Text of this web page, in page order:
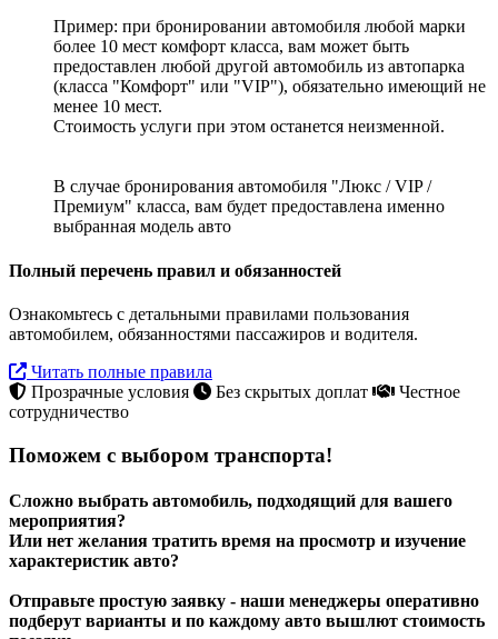
Пример: при бронировании автомобиля любой марки
более 10 мест комфорт класса, вам может быть
предоставлен любой другой автомобиль из автопарка
(класса "Комфорт" или "VIP"), обязательно имеющий не
менее 10 мест.
Стоимость услуги при этом останется неизменной.
В случае бронирования автомобиля "Люкс / VIP /
Премиум" класса, вам будет предоставлена именно
выбранная модель авто
Полный перечень правил и обязанностей
Ознакомьтесь с детальными правилами пользования
автомобилем, обязанностями пассажиров и водителя.
Читать полные правила
Прозрачные условия
Без скрытых доплат
Честное
сотрудничество
Поможем с выбором транспорта!
Сложно выбрать автомобиль, подходящий для вашего
мероприятия?
Или нет желания тратить время на просмотр и изучение
характеристик авто?
Отправьте простую заявку - наши менеджеры оперативно
подберут варианты и по каждому авто вышлют стоимость